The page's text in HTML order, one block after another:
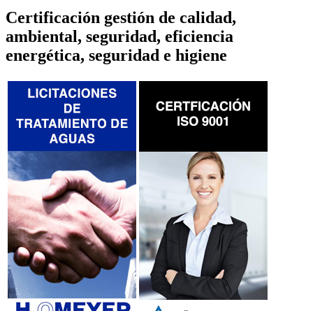
Certificación gestión de calidad,
ambiental, seguridad, eficiencia
energética, seguridad e higiene